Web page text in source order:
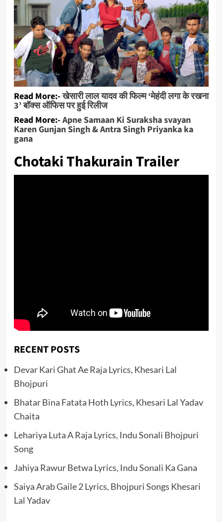
Read More:-खेसारी लाल यादव की फिल्म ‘मेहंदी लगा के रखना
3’ बॉक्स ऑफिस पर हुई रिलीज
Read More:-Apne Samaan Ki Suraksha svayan
Karen Gunjan Singh & Antra Singh Priyanka ka
gana
Chotaki Thakurain Trailer
RECENT POSTS
Devar Kari Ghat Ae Raja Lyrics, Khesari Lal
Bhojpuri
Bhatar Bina Fatata Hoth Lyrics, Khesari Lal Yadav
Chaita
Lehariya Luta A Raja Lyrics, Indu Sonali Bhojpuri
Song
Jahiya Rawur Betwa Lyrics, Indu Sonali Ka Gana
Saiya Arab Gaile 2 Lyrics, Bhojpuri Songs Khesari
Lal Yadav